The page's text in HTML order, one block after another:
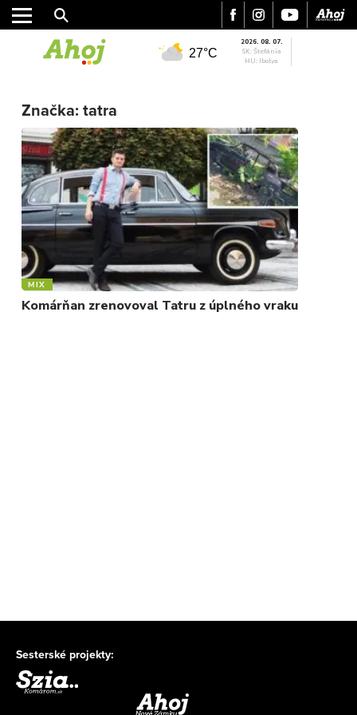
ŠPORT
KULTÚRA
FOTKY
VIDEO
MIX
27°C
2026. 08. 07.
SK: Štefánia
HU: Ibolya
Značka: tatra
MIX
Komárňan zrenovoval Tatru z úplného vraku
Sesterské projekty: